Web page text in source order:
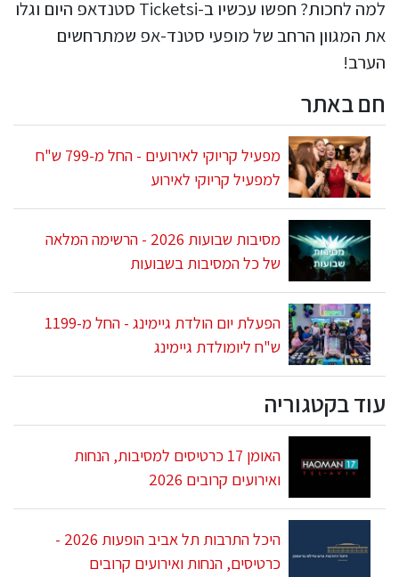
למה לחכות? חפשו עכשיו ב-Ticketsi סטנדאפ היום וגלו
את המגוון הרחב של מופעי סטנד-אפ שמתרחשים
הערב!
חם באתר
מפעיל קריוקי לאירועים - החל מ-799 ש"ח
למפעיל קריוקי לאירוע
מסיבות שבועות 2026 - הרשימה המלאה
של כל המסיבות בשבועות
הפעלת יום הולדת גיימינג - החל מ-1199
ש"ח ליומולדת גיימינג
עוד בקטגוריה
האומן 17 כרטיסים למסיבות, הנחות
ואירועים קרובים 2026
היכל התרבות תל אביב הופעות 2026 -
כרטיסים, הנחות ואירועים קרובים